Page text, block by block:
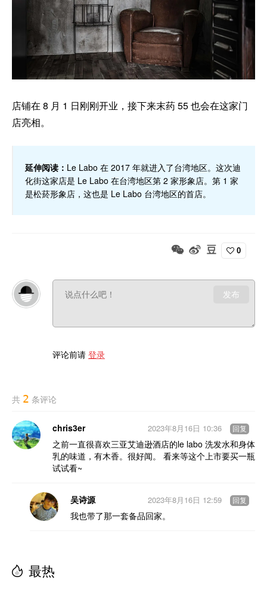
店铺在 8 月 1 日刚刚开业，接下来末药 55 也会在这家门
店亮相。
延伸阅读： Le Labo 在 2017 年就进入了台湾地区。这次迪
化街这家店是 Le Labo 在台湾地区第 2 家形象店。第 1 家
是松菸形象店，这也是 Le Labo 台湾地区的首店。
0
发布
评论前请 登录
共 2 条评论
chris3er
之前一直很喜欢三亚艾迪逊酒店的le labo 洗发水和身体
乳的味道，有木香。很好闻。 看来等这个上市要买一瓶
试试看~
2023年8月16日 10:36 回复
吴诗源
我也带了那一套备品回家。
2023年8月16日 12:59 回复
最热